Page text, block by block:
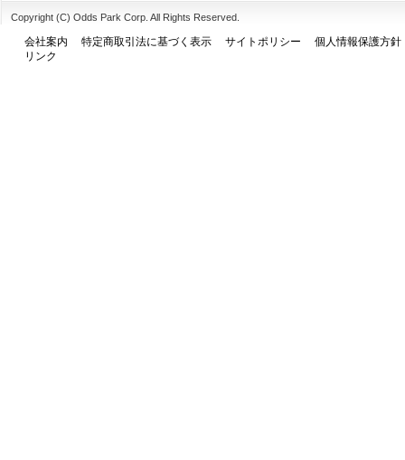
Copyright (C) Odds Park Corp. All Rights Reserved.
会社案内 特定商取引法に基づく表示 サイトポリシー
個人情報保護方針
リンク